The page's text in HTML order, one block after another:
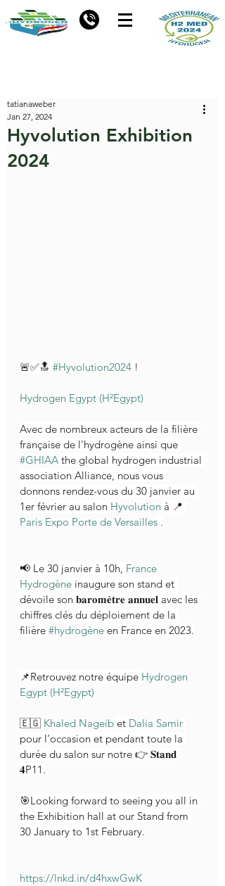
Hyvolution Exhibition
2024
tatianaweber
Jan 27, 2024
🚨✅🔝 #Hyvolution2024 !
Hydrogen Egypt (H²Egypt)
Avec de nombreux acteurs de la filière
française de l'hydrogène ainsi que
#GHIAA the global hydrogen industrial
association Alliance, nous vous
donnons rendez-vous du 30 janvier au
1er février au salon Hyvolution à 📍
Paris Expo Porte de Versailles .
📢 Le 30 janvier à 10h, France
Hydrogène inaugure son stand et
dévoile son 𝐛𝐚𝐫𝐨𝐦𝐞̀𝐭𝐫𝐞 𝐚𝐧𝐧𝐮𝐞𝐥 avec les
chiffres clés du déploiement de la
filière #hydrogène en France en 2023.
📌Retrouvez notre équipe Hydrogen
Egypt (H²Egypt)
🇪🇬 Khaled Nageib et Dalia Samir
pour l’occasion et pendant toute la
durée du salon sur notre 👉 𝐒𝐭𝐚𝐧𝐝
𝟒P11.
🎯Looking forward to seeing you all in
the Exhibition hall at our Stand from
30 January to 1st February.
https://lnkd.in/d4hxwGwK